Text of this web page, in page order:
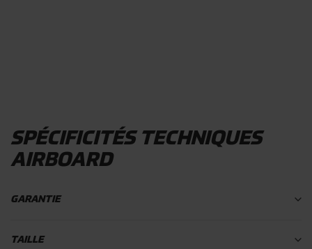
SPÉCIFICITÉS TECHNIQUES
AIRBOARD
GARANTIE
TAILLE